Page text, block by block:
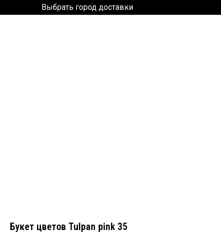
Выбрать город доставки
Букет цветов Tulpan pink 35